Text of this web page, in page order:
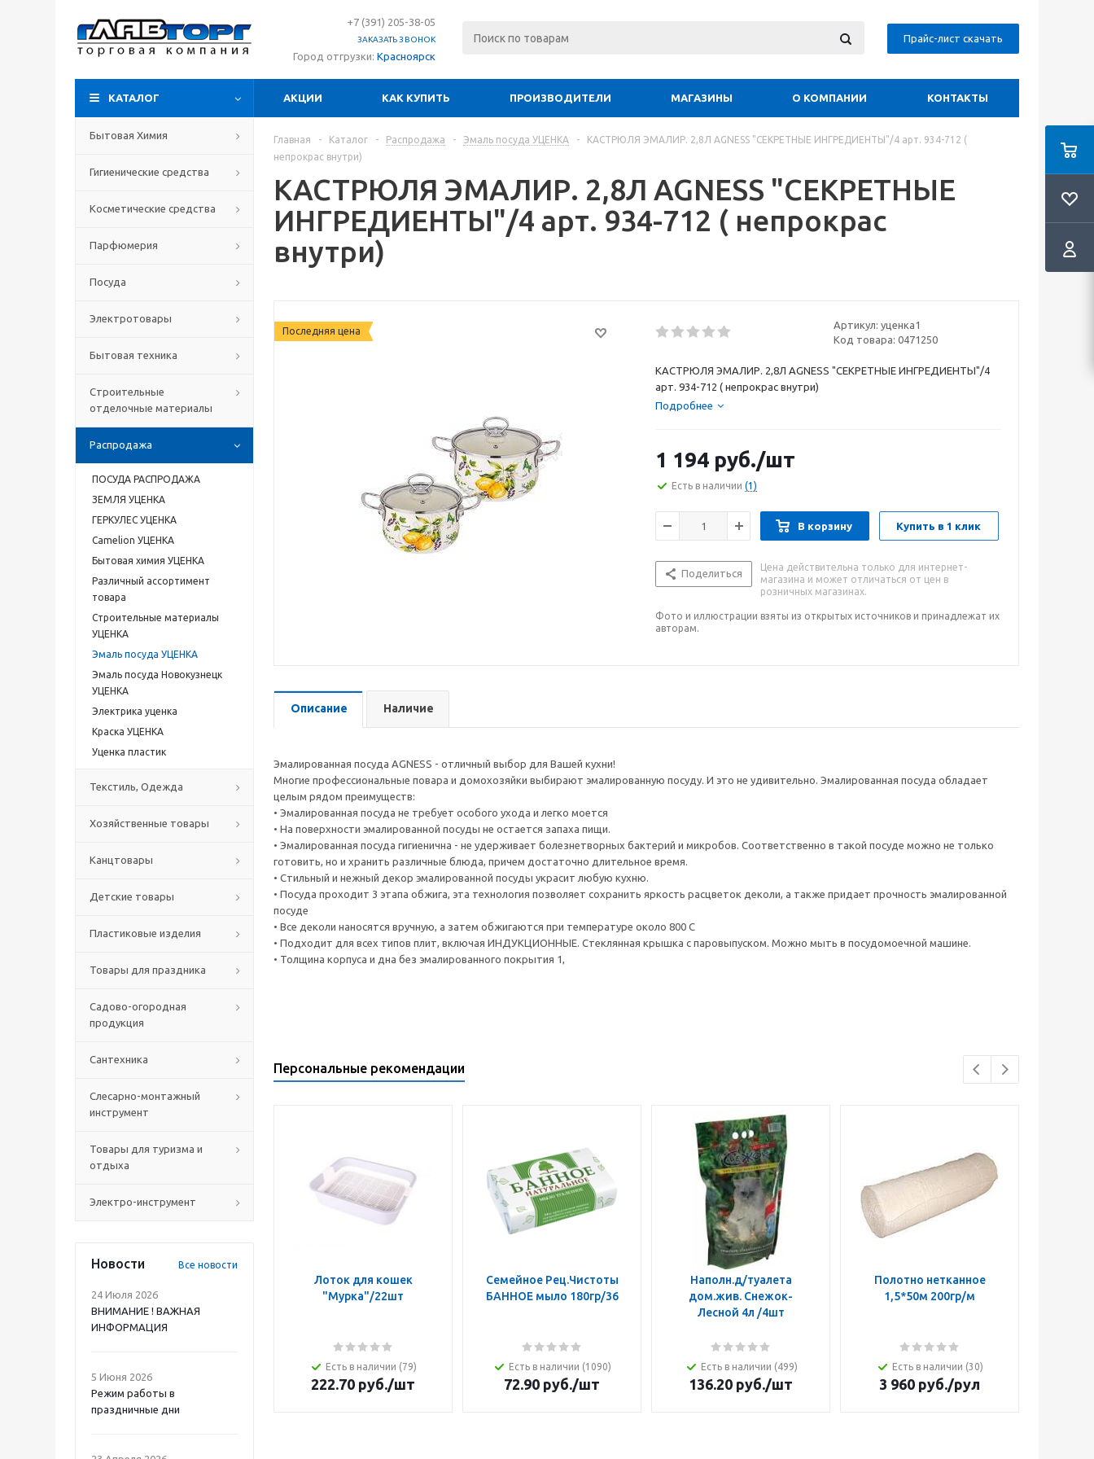
+7 (391) 205-38-05
ЗАКАЗАТЬ ЗВОНОК
Город отгрузки: Красноярск
Прайс-лист скачать
КАТАЛОГ АКЦИИ КАК КУПИТЬ ПРОИЗВОДИТЕЛИ МАГАЗИНЫ О КОМПАНИИ КОНТАКТЫ
Бытовая Химия
Гигиенические средства
Косметические средства
Парфюмерия
Посуда
Электротовары
Бытовая техника
Строительные
отделочные материалы
Распродажа
ПОСУДА РАСПРОДАЖА
ЗЕМЛЯ УЦЕНКА
ГЕРКУЛЕС УЦЕНКА
Camelion УЦЕНКА
Бытовая химия УЦЕНКА
Различный ассортимент
товара
Строительные материалы
УЦЕНКА
Эмаль посуда УЦЕНКА
Эмаль посуда Новокузнецк
УЦЕНКА
Электрика уценка
Краска УЦЕНКА
Уценка пластик
Текстиль, Одежда
Хозяйственные товары
Канцтовары
Детские товары
Пластиковые изделия
Товары для праздника
Садово-огородная
продукция
Сантехника
Слесарно-монтажный
инструмент
Товары для туризма и
отдыха
Электро-инструмент
Новости Все новости
24 Июля 2026
ВНИМАНИЕ ! ВАЖНАЯ
ИНФОРМАЦИЯ
5 Июня 2026
Режим работы в
праздничные дни
Главная - Каталог - Распродажа - Эмаль посуда УЦЕНКА -
КАСТРЮЛЯ ЭМАЛИР. 2,8Л AGNESS "СЕКРЕТНЫЕ ИНГРЕДИЕНТЫ"/4 арт. 934-712 (
непрокрас внутри)
КАСТРЮЛЯ ЭМАЛИР. 2,8Л AGNESS "СЕКРЕТНЫЕ
ИНГРЕДИЕНТЫ"/4 арт. 934-712 ( непрокрас
внутри)
Последняя цена
Артикул: уценка1
Код товара: 0471250
КАСТРЮЛЯ ЭМАЛИР. 2,8Л AGNESS "СЕКРЕТНЫЕ ИНГРЕДИЕНТЫ"/4
арт. 934-712 ( непрокрас внутри)
Подробнее
1 194 руб./шт
Есть в наличии (1)
В корзину Купить в 1 клик
Поделиться
Цена действительна только для интернет-
магазина и может отличаться от цен в
розничных магазинах.
Фото и иллюстрации взяты из открытых источников и принадлежат их
авторам.
Описание Наличие
Эмалированная посуда AGNESS - отличный выбор для Вашей кухни!
Многие профессиональные повара и домохозяйки выбирают эмалированную посуду. И это не удивительно. Эмалированная посуда обладает
целым рядом преимуществ:
• Эмалированная посуда не требует особого ухода и легко моется
• На поверхности эмалированной посуды не остается запаха пищи.
• Эмалированная посуда гигиенична - не удерживает болезнетворных бактерий и микробов. Соответственно в такой посуде можно не только
готовить, но и хранить различные блюда, причем достаточно длительное время.
• Стильный и нежный декор эмалированной посуды украсит любую кухню.
• Посуда проходит 3 этапа обжига, эта технология позволяет сохранить яркость расцветок деколи, а также придает прочность эмалированной
посуде
• Все деколи наносятся вручную, а затем обжигаются при температуре около 800 С
• Подходит для всех типов плит, включая ИНДУКЦИОННЫЕ. Стеклянная крышка с паровыпуском. Можно мыть в посудомоечной машине.
• Толщина корпуса и дна без эмалированного покрытия 1,
Персональные рекомендации
Лоток для кошек
"Мурка"/22шт
Есть в наличии (79)
222.70 руб./шт
Семейное Рец.Чистоты
БАННОЕ мыло 180гр/36
Есть в наличии (1090)
72.90 руб./шт
Наполн.д/туалета
дом.жив. Снежок-
Лесной 4л /4шт
Есть в наличии (499)
136.20 руб./шт
Полотно нетканное
1,5*50м 200гр/м
Есть в наличии (30)
3 960 руб./рул